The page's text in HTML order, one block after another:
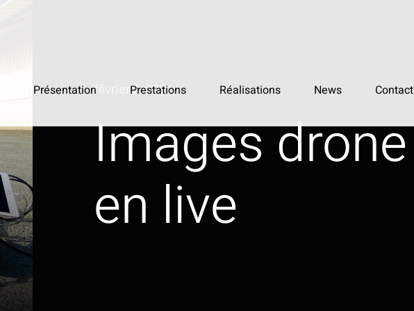
Présentation Prestations Réalisations News Contact
février 2, 2021
Images drone
en live